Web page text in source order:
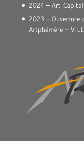
2024 – Art Capital
2023 – Ouverture
Artphémère –